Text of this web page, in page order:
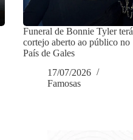
Funeral de Bonnie Tyler terá
cortejo aberto ao público no
País de Gales
17/07/2026
Famosas